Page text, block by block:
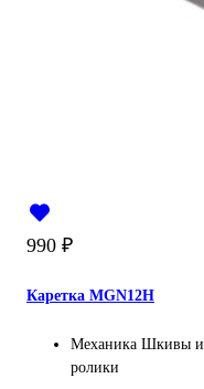
990 ₽
Каретка MGN12H
Механика Шкивы и
ролики